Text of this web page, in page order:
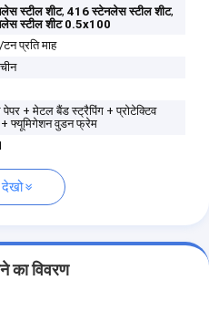
स्टील शीट,416 स्टेनलेस स्टील शीट,
स्टील शीट 0.5x100
प्रति माह
+ मेटल बैंड स्ट्रैपिंग + प्रोटेक्टिव
+ फ्यूमिगेशन वुडन फ्रेम
का विवरण